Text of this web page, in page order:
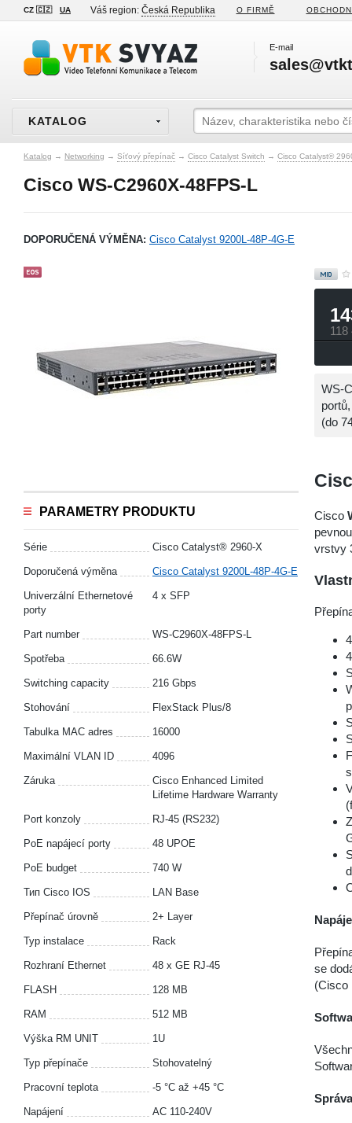
CZ 🇨🇿 UA Váš region: Česká Republika O FIRMĚ
E-mail
KATALOG
Katalog → Networking → Síťový přepínač → Cisco Catalyst Switch → Cisco Catalyst®
Cisco WS-C2960X-48FPS-L
DOPORUČENÁ VÝMĚNA: Cisco Catalyst 9200L-48P-4G-E
PARAMETRY PRODUKTU
Série Cisco Catalyst® 2960-X
Doporučená výměna Cisco Catalyst 9200L-48P-4G-E
Univerzální Ethernetové
porty
4 x SFP
Part number WS-C2960X-48FPS-L
Spotřeba 66.6W
Switching capacity 216 Gbps
Stohování FlexStack Plus/8
Tabulka MAC adres 16000
Maximální VLAN ID 4096
Záruka
Cisco Enhanced Limited
Lifetime Hardware Warranty
Port konzoly RJ-45 (RS232)
PoE napájecí porty 48 UPOE
PoE budget 740 W
Тип Cisco IOS LAN Base
Přepínač úrovně 2+ Layer
Typ instalace Rack
Rozhraní Ethernet 48 x GE RJ-45
FLASH 128 MB
RAM 512 MB
Výška RM UNIT 1U
Typ přepínače Stohovatelný
Pracovní teplota -5 °С až +45 °С
Napájení AC 110-240V
WS-
(do
Cisco
vrstvy
se
(Cisco